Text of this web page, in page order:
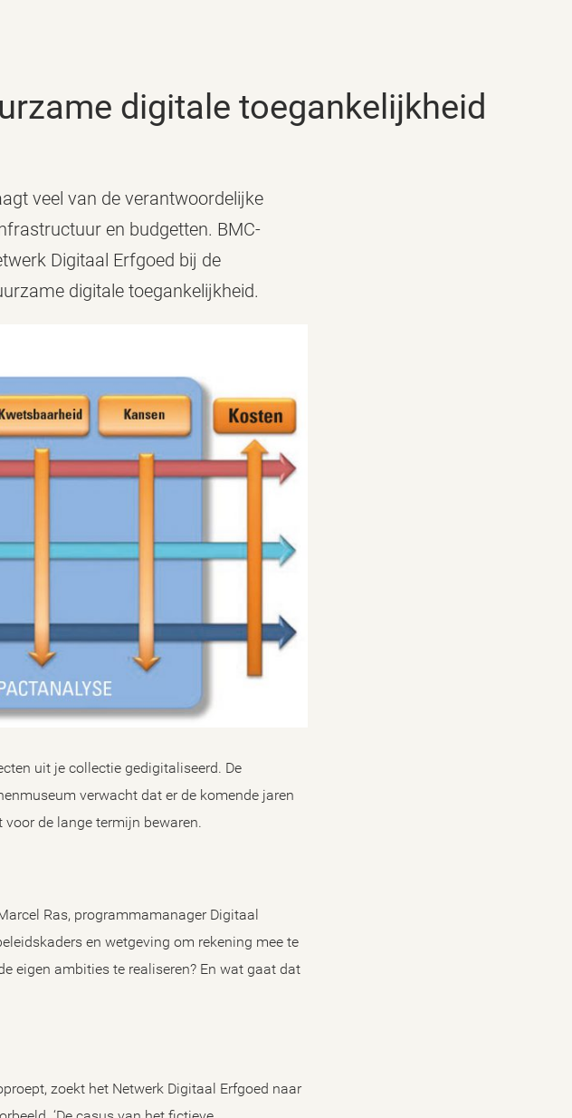
digitale toegankelijkheid
veel van de verantwoordelijke
en budgetten. BMC-
Digitaal Erfgoed bij de
digitale toegankelijkheid.
uit je collectie gedigitaliseerd. De
verwacht dat er de komende jaren
de lange termijn bewaren.
Ras, programmamanager Digitaal
en wetgeving om rekening mee te
eigen ambities te realiseren? En wat gaat dat
zoekt het Netwerk Digitaal Erfgoed naar